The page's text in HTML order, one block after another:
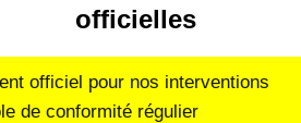
officielles
officiel pour nos interventions
de conformité régulier